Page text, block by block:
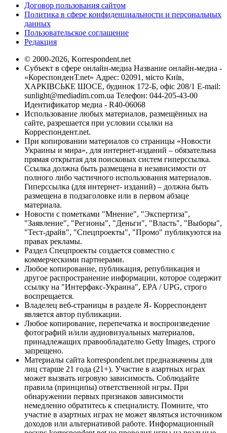
Договор пользования сайтом
Политика в сфере конфиденциальности и персональных
данных
Пользовательское соглашение
Редакция
© 2000-2026, Korrespondent.net
Субъект в сфере онлайн-медиа Название онлайн-медиа -
«КореспонденТ.net» Адрес: 02091, місто Київ,
ХАРКІВСЬКЕ ШОСЕ, будинок 172-Б, офіс 208/1 E-mail:
sunlight@mediadim.com.ua Телефон: 044-205-43-00
Идентификатор медиа - R40-06068
Использование любых материалов, размещённых на
сайте, разрешается при условии ссылки на
Корреспондент.net.
При копировании материалов со страницы «Новости
Украины и мира», для интернет-изданий – обязательна
прямая открытая для поисковых систем гиперссылка.
Ссылка должна быть размещена в независимости от
полного либо частичного использования материалов.
Гиперссылка (для интернет- изданий) – должна быть
размещена в подзаголовке или в первом абзаце
материала.
Новости с пометками "Мнение", "Экспертиза",
"Заявление", "Регионы", "Деньги", "Власть", "Выборы",
"Тест-драйв", "Спецпроекты", "Промо" публикуются на
правах рекламы.
Раздел Спецпроекты создается совместно с
коммерческими партнерами.
Любое копирование, публикация, републикация и
другое распространение информации, которое содержит
ссылку на "Интерфакс-Украина", EPA / UPG, строго
воспрещается.
Владелец веб-страницы в разделе Я- Корреспондент
является автор публикации.
Любое копирование, перепечатка и воспроизведение
фотографий и/или аудиовизуальных материалов,
принадлежащих правообладателю Getty Images, строго
запрещено.
Материалы сайта korrespondent.net предназначены для
лиц старше 21 года (21+). Участие в азартных играх
может вызвать игровую зависимость. Соблюдайте
правила (принципы) ответственной игры. При
обнаружении первых признаков зависимости
немедленно обратитесь к специалисту. Помните, что
участие в азартных играх не может являться источником
доходов или альтернативой работе. Информационный